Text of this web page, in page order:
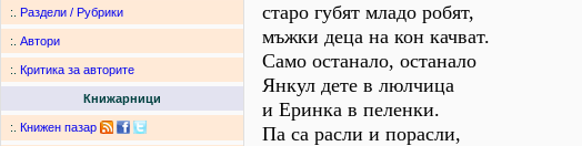
:. Раздели / Рубрики
:. Автори
:. Критика за авторите
Книжарници
:. Книжен пазар
старо губят младо робят,
мъжки деца на кон качват.
Само останало, останало
Янкул дете в люлчица
и Еринка в пеленки.
Па са расли и порасли,